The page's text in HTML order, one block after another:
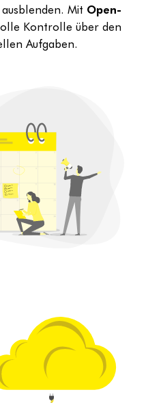
Mit Open-
Kontrolle über den
Aufgaben.